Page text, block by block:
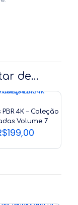
de…
PBR 4K – Coleção
Volume 7
199,00